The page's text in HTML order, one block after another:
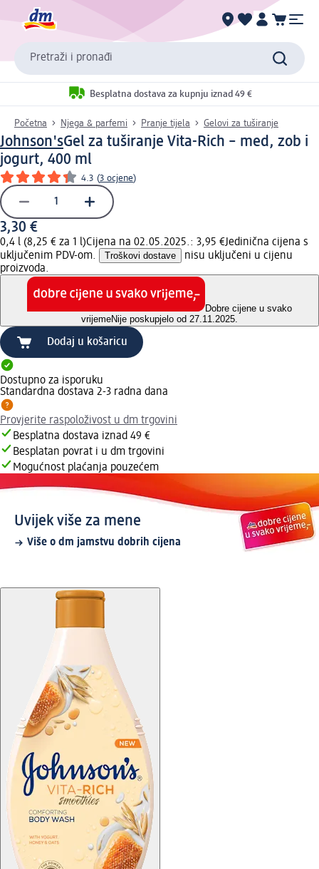
Pretraži i pronađi
Besplatna dostava za kupnju iznad 49 €
Početna Njega & parfemi Pranje tijela Gelovi za tuširanje
Johnson'sGel za tuširanje Vita-Rich – med, zob i
jogurt, 400 ml
4.3 (3 ocjene)
3,30 €
0,4 l (8,25 € za 1 l)Cijena na 02.05.2025.: 3,95 €Jedinična cijena s
uključenim PDV-om.
Troškovi dostave
nisu uključeni u cijenu
proizvoda.
Dobre cijene u svako
vrijemeNije poskupjelo od 27.11.2025.
Dodaj u košaricu
Dostupno za isporuku
Standardna dostava 2-3 radna dana
Provjerite raspoloživost u dm trgovini
Besplatna dostava iznad 49 €
Besplatan povrat i u dm trgovini
Mogućnost plaćanja pouzećem
Uvijek više za mene
Više o dm jamstvu dobrih cijena